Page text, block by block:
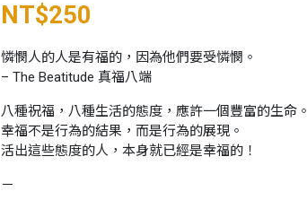
NT$250
憐憫人的人是有福的，因為他們要受憐憫。
– The Beatitude 真福八端
八種祝福，八種生活的態度，應許一個豐富的生命。
幸福不是行為的結果，而是行為的展現。
活出這些態度的人，本身就已經是幸福的！
－